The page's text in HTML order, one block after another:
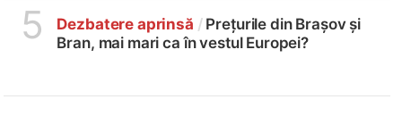
5 Dezbatere aprinsă /Prețurile din Brașov și
Bran, mai mari ca în vestul Europei?